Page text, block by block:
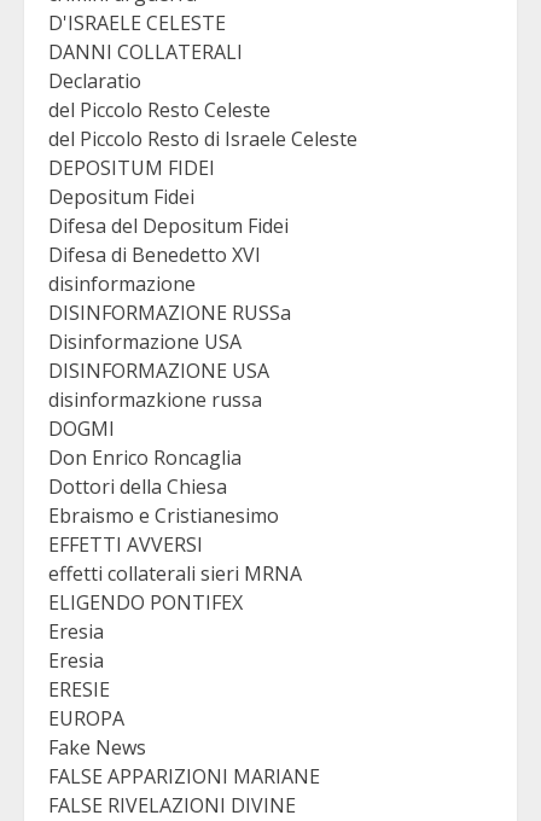
D'ISRAELE CELESTE
DANNI COLLATERALI
Declaratio
del Piccolo Resto Celeste
del Piccolo Resto di Israele Celeste
DEPOSITUM FIDEI
Depositum Fidei
Difesa del Depositum Fidei
Difesa di Benedetto XVI
disinformazione
DISINFORMAZIONE RUSSa
Disinformazione USA
DISINFORMAZIONE USA
disinformazkione russa
DOGMI
Don Enrico Roncaglia
Dottori della Chiesa
Ebraismo e Cristianesimo
EFFETTI AVVERSI
effetti collaterali sieri MRNA
ELIGENDO PONTIFEX
Eresia
Eresia
ERESIE
EUROPA
Fake News
FALSE APPARIZIONI MARIANE
FALSE RIVELAZIONI DIVINE